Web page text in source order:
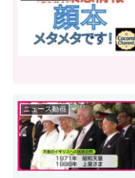
ニュース動画